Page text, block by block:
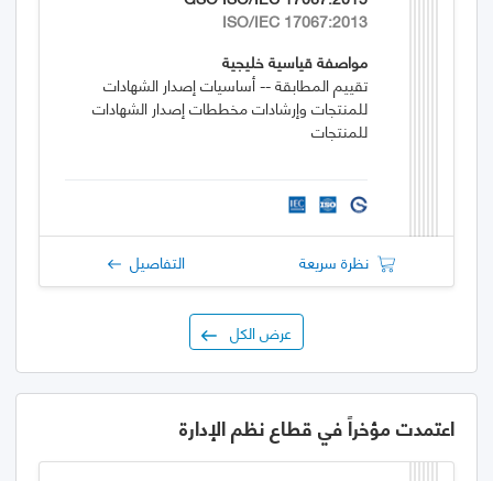
ISO/IEC 17067:2013
مواصفة قياسية خليجية
تقييم المطابقة -- أساسيات إصدار الشهادات
للمنتجات وإرشادات مخططات إصدار الشهادات
للمنتجات
نظرة سريعة التفاصيل
عرض الكل
اعتمدت مؤخراً في قطاع نظم الإدارة